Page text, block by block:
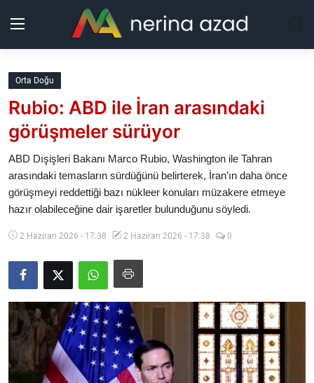
Kurdistan
Bölgeler
Güncel
Analiz
Galeri
Video
Yazarlar
Orta Doğu
Rubio: ABD ile İran arasındaki
görüşmeler sürüyor
ABD Dışişleri Bakanı Marco Rubio, Washington ile Tahran
arasındaki temasların sürdüğünü belirterek, İran’ın daha önce
görüşmeyi reddettiği bazı nükleer konuları müzakere etmeye
hazır olabileceğine dair işaretler bulunduğunu söyledi.
2 Haziran 2026 - 17:38 2 Haziran 2026 - 17:38 0